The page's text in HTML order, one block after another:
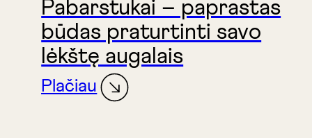
Pabarstukai – paprastas
būdas praturtinti savo
lėkštę augalais
Plačiau